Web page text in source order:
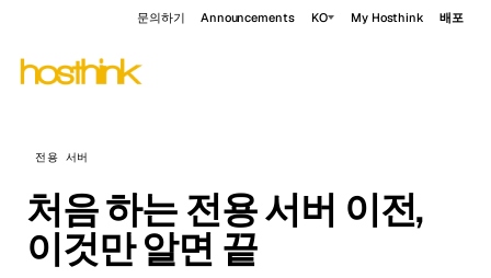
문의하기 Announcements KO My Hosthink 배포
전용 서버
처음 하는 전용 서버 이전,
이것만 알면 끝